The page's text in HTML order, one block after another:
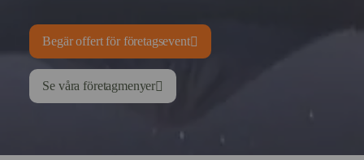
Begär offert för företagsevent
Se våra företagmenyer